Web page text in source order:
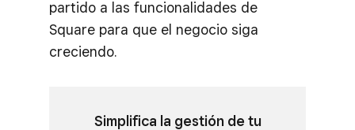
partido a las funcionalidades de
Square para que el negocio siga
creciendo.
Simplifica la gestión de tu